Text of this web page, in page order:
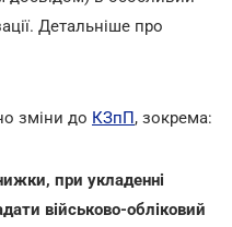
Детальніше про
зміни до КЗпП, зокрема:
при укладенні
військово-обліковий